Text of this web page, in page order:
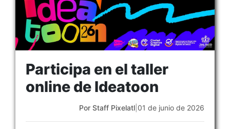
Participa en el taller
online de Ideatoon
Por Staff Pixelatl 01 de junio de 2026